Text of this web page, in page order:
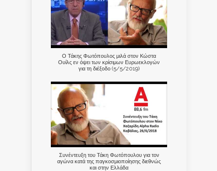
Ο Τάκης Φωτόπουλος μιλά στον Κώστα
Ουίλς εν όψει των κρίσιμων Ευρωεκλογών
για τη διέξοδο (5/5/2019)
Συνέντευξη του Τάκη Φωτόπουλου για τον
αγώνα κατά της παγκοσμιοποίησης διεθνώς
και στην Ελλάδα